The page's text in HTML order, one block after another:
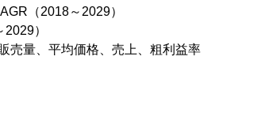
（2018～2029）
）
売量、平均価格、売上、粗利益率